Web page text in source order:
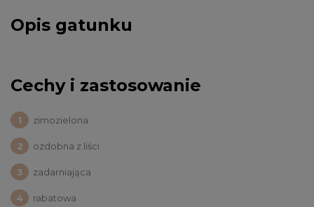
Opis gatunku
Cechy i zastosowanie
zimozielona
ozdobna z liści
zadarniająca
rabatowa